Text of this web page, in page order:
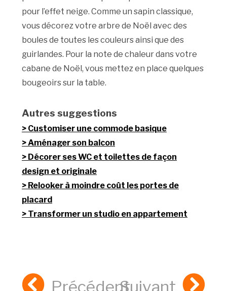
pour l’effet neige. Comme un sapin classique,
vous décorez votre arbre de Noël avec des
boules de toutes les couleurs ainsi que des
guirlandes. Pour la note de chaleur dans votre
cabane de Noël, vous mettez en place quelques
bougeoirs sur la table.
Autres suggestions
Customiser une commode basique
Aménager son balcon
Décorer ses WC et toilettes de façon
design et originale
Relooker à moindre coût les portes de
placard
Transformer un studio en appartement
PrécédentSuivant